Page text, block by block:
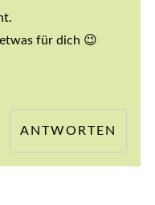
für dich 😉
ANTWORTEN